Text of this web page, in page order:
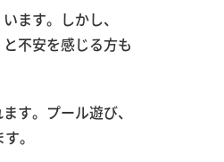
ます。しかし、
不安を感じる方も
す。プール遊び、
。